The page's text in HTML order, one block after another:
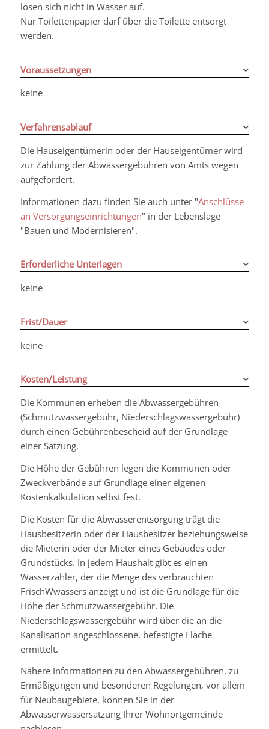
lösen sich nicht in Wasser auf.
Nur Toilettenpapier darf über die Toilette entsorgt
werden.
Voraussetzungen
keine
Verfahrensablauf
Die Hauseigentümerin oder der Hauseigentümer wird
zur Zahlung der Abwassergebühren von Amts wegen
aufgefordert.
Informationen dazu finden Sie auch unter "Anschlüsse
an Versorgungseinrichtungen" in der Lebenslage
"Bauen und Modernisieren".
Erforderliche Unterlagen
keine
Frist/Dauer
keine
Kosten/Leistung
Die Kommunen erheben die Abwassergebühren
(Schmutzwassergebühr, Niederschlagswassergebühr)
durch einen Gebührenbescheid auf der Grundlage
einer Satzung.
Die Höhe der Gebühren legen die Kommunen oder
Zweckverbände auf Grundlage einer eigenen
Kostenkalkulation selbst fest.
Die Kosten für die Abwasserentsorgung trägt die
Hausbesitzerin oder der Hausbesitzer beziehungsweise
die Mieterin oder der Mieter eines Gebäudes oder
Grundstücks. In jedem Haushalt gibt es einen
Wasserzähler, der die Menge des verbrauchten
FrischWwassers anzeigtund ist die Grundlage für die
Höhe der Schmutzwassergebühr. Die
Niederschlagswassergebühr wird über die an die
Kanalisation angeschlossene, befestigte Fläche
ermittelt.
Nähere Informationen zu den Abwassergebühren, zu
Ermäßigungen und besonderen Regelungen, vor allem
für Neubaugebiete, können Sie in der
Abwasserwassersatzung Ihrer Wohnortgemeinde